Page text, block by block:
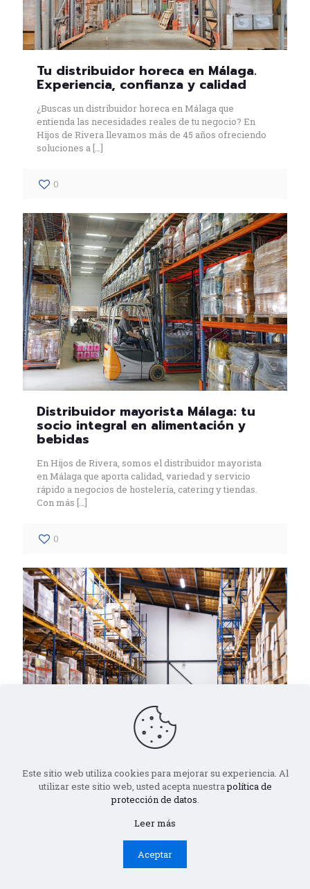
Tu distribuidor horeca en Málaga.
Experiencia, confianza y calidad
¿Buscas un distribuidor horeca en Málaga que
entienda las necesidades reales de tu negocio? En
Hijos de Rivera llevamos más de 45 años ofreciendo
soluciones a […]
0
Distribuidor mayorista Málaga: tu
socio integral en alimentación y
bebidas
En Hijos de Rivera, somos el distribuidor mayorista
en Málaga que aporta calidad, variedad y servicio
rápido a negocios de hostelería, catering y tiendas.
Con más […]
0
Distribuciones Hijos de Rivera
Málaga: tu proveedor de confianza
para hostelería
un proveedor fiable y ágil es clave. En Distribuciones
Este sitio web utiliza cookies para mejorar su experiencia. Al
utilizar este sitio web, usted acepta nuestrapolítica de
protección de datos.
Leer más
Aceptar